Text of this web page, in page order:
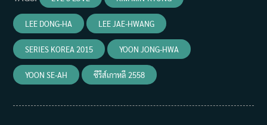
LEE DONG-HA LEE JAE-HWANG
SERIES KOREA 2015 YOON JONG-HWA
YOON SE-AH ซีรีส์เกาหลี 2558